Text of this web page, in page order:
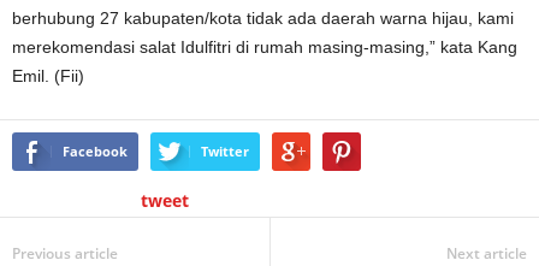
berhubung 27 kabupaten/kota tidak ada daerah warna hijau, kami
merekomendasi salat Idulfitri di rumah masing-masing,” kata Kang
Emil. (Fii)
Facebook Twitter
tweet
Previous article Next article